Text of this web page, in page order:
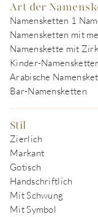
Art der
Namensketten 1
Namensketten mit
Namenskette mit
Kinder-
Arabische
Bar-Namensketten
Stil
Zierlich
Markant
Gotisch
Handschriftlich
Mit Schwung
Mit Symbol